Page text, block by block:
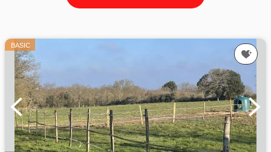
BASIC